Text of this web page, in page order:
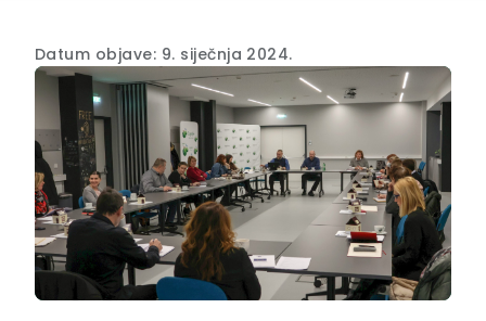
Datum objave: 9. siječnja 2024.